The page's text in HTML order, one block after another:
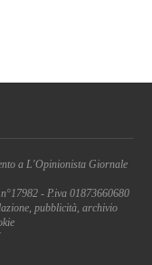
a L'Opinionista Giornale
- P.iva 01873660680
pubblicità, archivio